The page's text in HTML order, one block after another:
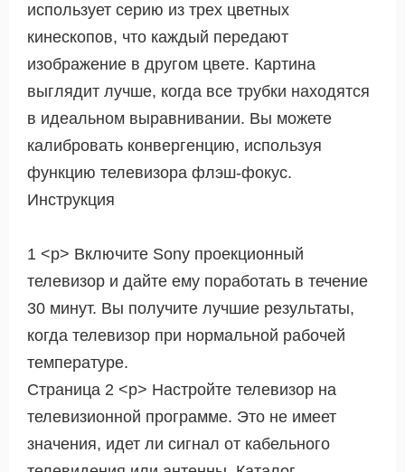
использует серию из трех цветных
кинескопов, что каждый передают
изображение в другом цвете. Картина
выглядит лучше, когда все трубки находятся
в идеальном выравнивании. Вы можете
калибровать конвергенцию, используя
функцию телевизора флэш-фокус.
Инструкция
1 <р> Включите Sony проекционный
телевизор и дайте ему поработать в течение
30 минут. Вы получите лучшие результаты,
когда телевизор при нормальной рабочей
температуре.
Страница 2 <р> Настройте телевизор на
телевизионной программе. Это не имеет
значения, идет ли сигнал от кабельного